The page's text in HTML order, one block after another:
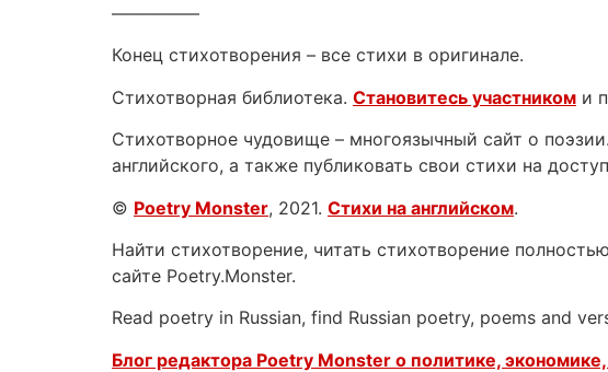
—————
Конец стихотворения – все стихи в оригинале.
Стихотворная библиотека. Становитесь участником и
Стихотворное чудовище – многоязычный сайт о
английского, а также публиковать свои стихи на
© Poetry Monster, 2021. Стихи на английском.
Найти стихотворение, читать стихотворение
сайте Poetry.Monster.
Read poetry in Russian, find Russian poetry, poems and
Блог редактора Poetry Monster о политике,